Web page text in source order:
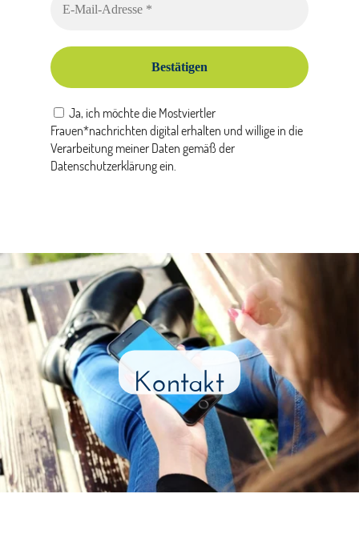
Ja, ich möchte die Mostviertler
Frauen*nachrichten digital erhalten und willige in die
Verarbeitung meiner Daten gemäß der
Datenschutzerklärung ein.
Kontakt